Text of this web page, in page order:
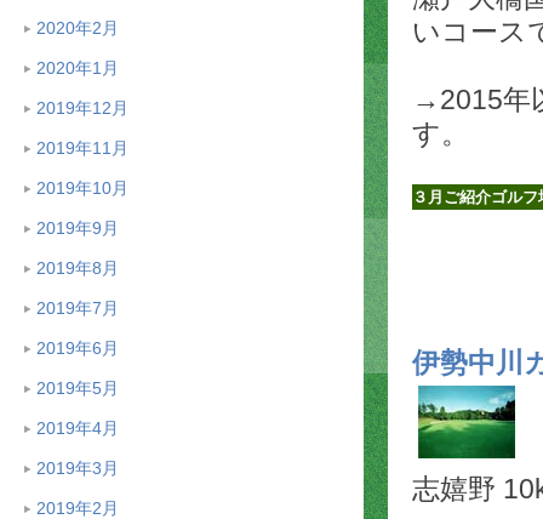
2020年2月
2020年1月
2019年12月
2019年11月
2019年10月
2019年9月
2019年8月
2019年7月
2019年6月
2019年5月
2019年4月
2019年3月
2019年2月
いコース
→2015年
す。
３月ご紹介ゴルフ
伊勢中川
志嬉野